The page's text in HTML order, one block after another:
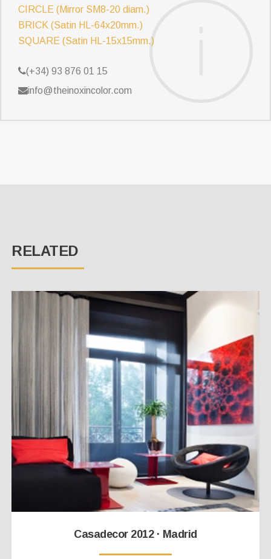
CIRCLE (Mirror SM8-20 diam.)
BRICK (Satin HL-64x20mm.)
SQUARE (Satin HL-15x15mm.)
(+34) 93 876 01 15
info@theinoxincolor.com
RELATED
Casadecor 2012 · Madrid